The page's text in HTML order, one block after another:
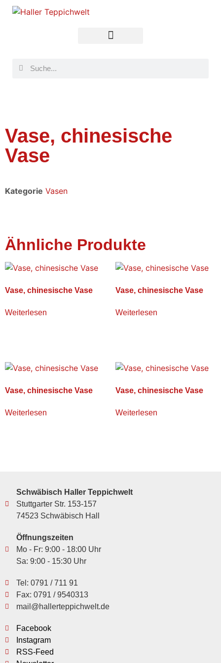
Vase, chinesische
Vase
Kategorie Vasen
Ähnliche Produkte
Vase, chinesische Vase
Weiterlesen
Vase, chinesische Vase
Weiterlesen
Vase, chinesische Vase
Weiterlesen
Vase, chinesische Vase
Weiterlesen
Schwäbisch Haller Teppichwelt
Stuttgarter Str. 153-157
74523 Schwäbisch Hall
Öffnungszeiten
Mo - Fr: 9:00 - 18:00 Uhr
Sa: 9:00 - 15:30 Uhr
Tel: 0791 / 711 91
Fax: 0791 / 9540313
mail@hallerteppichwelt.de
Facebook
Instagram
RSS-Feed